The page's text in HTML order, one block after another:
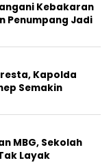
Kebakaran
Penumpang Jadi
Kapolda
Semakin
MBG, Sekolah
Layak